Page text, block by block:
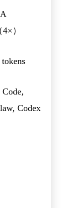
）
Code,
Codex